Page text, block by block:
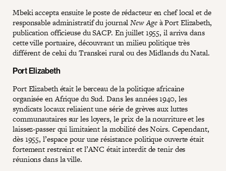
Mbeki accepta ensuite le poste de rédacteur en chef local et de
responsable administratif du journalNew Ageà Port Elizabeth,
publication officieuse du SACP. En juillet 1955, il arriva dans
cette ville portuaire, découvrant un milieu politique très
différent de celui du Transkei rural ou des Midlands du Natal.
Port Elizabeth
Port Elizabeth était le berceau de la politique africaine
organisée en Afrique du Sud. Dans les années 1940, les
syndicats locaux reliaient une série de grèves aux luttes
communautaires sur les loyers, le prix de la nourriture et les
laissez-passer qui limitaient la mobilité des Noirs. Cependant,
dès 1955, l’espace pour une résistance politique ouverte était
fortement restreint et l’ANC était interdit de tenir des
réunions dans la ville.